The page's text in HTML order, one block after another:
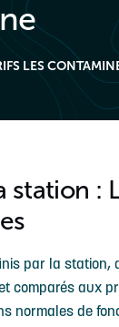
LES
station :
par la station,
comparés aux
normales de